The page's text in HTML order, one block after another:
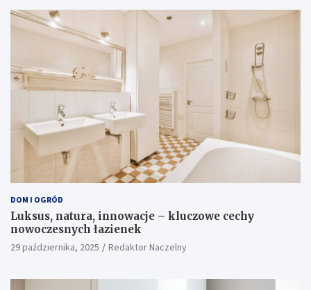
DOM I OGRÓD
Luksus, natura, innowacje – kluczowe cechy
nowoczesnych łazienek
29 października, 2025 Redaktor Naczelny